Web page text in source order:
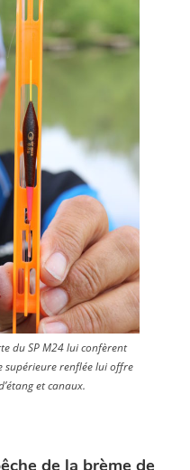
du SP M24 lui confèrent
supérieure renflée lui offre
et canaux.
de la brème de